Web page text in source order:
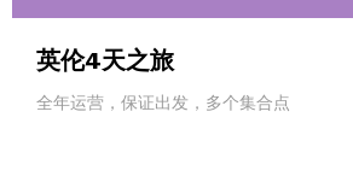
英伦4天之旅
全年运营，保证出发，多个集合点